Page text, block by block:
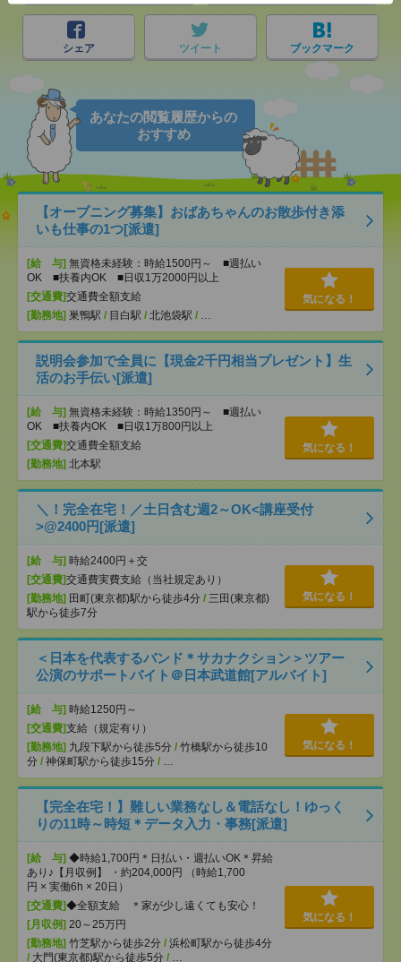
シェア ツイート ブックマーク
あなたの閲覧履歴からの
おすすめ
【オープニング募集】おばあちゃんのお散歩付き添
いも仕事の1つ[派遣]
[給 与] 無資格未経験：時給1500円～ ■週払い
OK ■扶養内OK ■日収1万2000円以上
[交通費]交通費全額支給
[勤務地] 巣鴨駅 / 目白駅 / 北池袋駅 / …
気になる！
説明会参加で全員に【現金2千円相当プレゼント】生
活のお手伝い[派遣]
[給 与] 無資格未経験：時給1350円～ ■週払い
OK ■扶養内OK ■日収1万800円以上
[交通費]交通費全額支給
[勤務地] 北本駅
気になる！
＼！完全在宅！／土日含む週2～OK<講座受付
>@2400円[派遣]
[給 与] 時給2400円＋交
[交通費]交通費実費支給（当社規定あり）
[勤務地] 田町(東京都)駅から徒歩4分 / 三田(東京都)
駅から徒歩7分
気になる！
＜日本を代表するバンド＊サカナクション＞ツアー
公演のサポートバイト＠日本武道館[アルバイト]
[給 与] 時給1250円～
[交通費]支給（規定有り）
[勤務地] 九段下駅から徒歩5分 / 竹橋駅から徒歩10
分 / 神保町駅から徒歩15分 / …
気になる！
【完全在宅！】難しい業務なし＆電話なし！ゆっく
りの11時～時短＊データ入力・事務[派遣]
[給 与] ◆時給1,700円＊日払い・週払いOK＊昇給
あり♪【月収例】 ・約204,000円 （時給1,700
円 × 実働6h × 20日）
[交通費]◆全額支給 ＊家が少し遠くても安心！
[月収例] 20～25万円
[勤務地] 竹芝駅から徒歩2分 / 浜松町駅から徒歩4分
/ 大門(東京都)駅から徒歩5分 / …
気になる！